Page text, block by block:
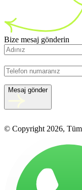
Bize mesaj gönderin
Mesaj gönder
© Copyright 2026,